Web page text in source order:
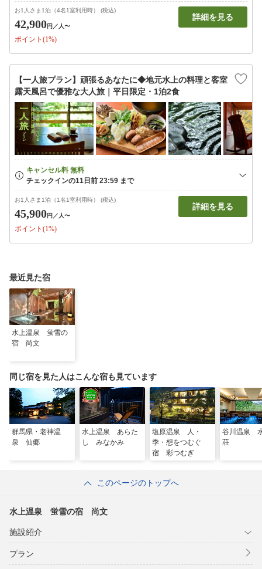
お1人さま1泊（4名1室利用時） (税込)
42,900円 ／人〜
ポイント(1%)
詳細を見る
【一人旅プラン】頑張るあなたに◆地元水上の料理と客室
露天風呂で優雅な大人旅｜平日限定・1泊2食
お1人さま1泊（1名1室利用時） (税込)
45,900円 ／人〜
ポイント(1%)
詳細を見る
最近見た宿
水上温泉 蛍雪の
宿 尚文
同じ宿を見た人はこんな宿も見ています
群馬県・老神温
泉 仙郷
水上温泉 あらた
し みなかみ
塩原温泉 人・
季・想をつむぐ
宿 彩つむぎ
谷川温泉
荘
このページのトップへ
水上温泉 蛍雪の宿 尚文
施設紹介
プラン